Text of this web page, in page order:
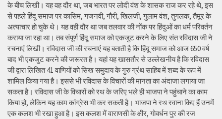
के बीच लिखी। यह वह दौर था, जब भारत पर लोदी वंश के शासक राज कर रहे थे, इस
से पहले हिंदू समाज पर कासिम, गजनवी, गौरी, खिलजी, गुलाम वंश, तुगलक, तैमूर के
अत्याचार हो चुके थे। यह वही दौर था जब तलवार की नोंक पर हिंदुओं का धर्म परिवर्तन
कराया जा रहा था। तब संपूर्ण हिंदू समाज को एकजुट करने के लिए संत रविदास जी ने
रचनाएं लिखी। रविदास जी की रचनाएं यह बताती है कि हिंदू समाज को आज 650 वर्ष
बाद भी एकजुट करने की जरूरत है। यहां यह खासतौर से उल्लेखनीय है कि रविदास
जी द्वारा लिखित 41 वाणियोंं को सिख समुदाय के गुरु ग्रंथ साहिब में शब्द के रूप में
शामिल किया गया है। इससे भी रविदास के विचारों की मानता का अंदाजा लगाया जा
सकता है। रविदास जी के विचारों को रथ के जरिए भले ही भाजपा ने पहुंचाने का काम
किया हो, लेकिन यह काम कांग्रेस भी कर सकती है। भाजपा ने रथ रवाना किए हैं उनमें
एक कलश भी रखा हुआ है। इस कलश में वाराणसी के क्षीर, गोवर्धन पुर की रज